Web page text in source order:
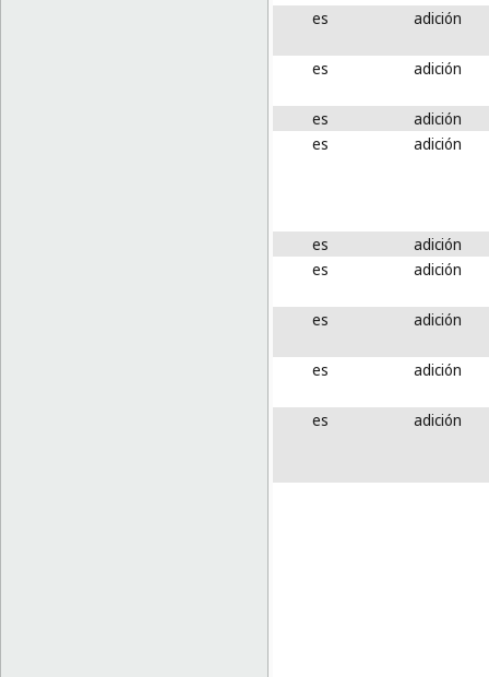
es
adición
es adición
es
adición
es
adición
es
adición
es
adición
es adición
es adición
es adición